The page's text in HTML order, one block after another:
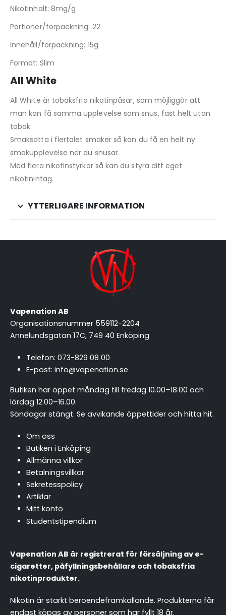
Nikotinhalt: 8mg/g
Portioner/förpackning: 22
Innehåll/förpackning: 15g
Format: Slim
All White
All White är tobaksfria nikotinpåsar, som möjliggör att
man kan få samma upplevelse som snus, fast helt utan
tobak.
Smaksatta i flertalet smaker så kan du få en helt ny
smakupplevelse när du snusar.
Med flera nikotinstyrkor så kan du styra ditt eget
nikotinintag.
YTTERLIGARE INFORMATION
Vapenation AB
Organisationsnummer 559112-2204
Annelundsgatan 17C, 749 40 Enköping
Telefon: 073-829 08 00
E-post: info@vapenation.se
Butiken har öppet måndag till fredag 10.00–18.00 och
lördag 12.00–16.00.
Söndagar stängt. Se avvikande öppettider och hitta hit.
Om oss
Butiken i Enköping
Allmänna villkor
Betalningsvillkor
Sekretesspolicy
Artiklar
Mitt konto
Studentstipendium
Vapenation AB är registrerat för försäljning av e-
cigaretter, påfyllningsbehållare och tobaksfria
nikotinprodukter.
Nikotin är starkt beroendeframkallande. Produkterna får
endast köpas av personer som har fyllt 18 år.